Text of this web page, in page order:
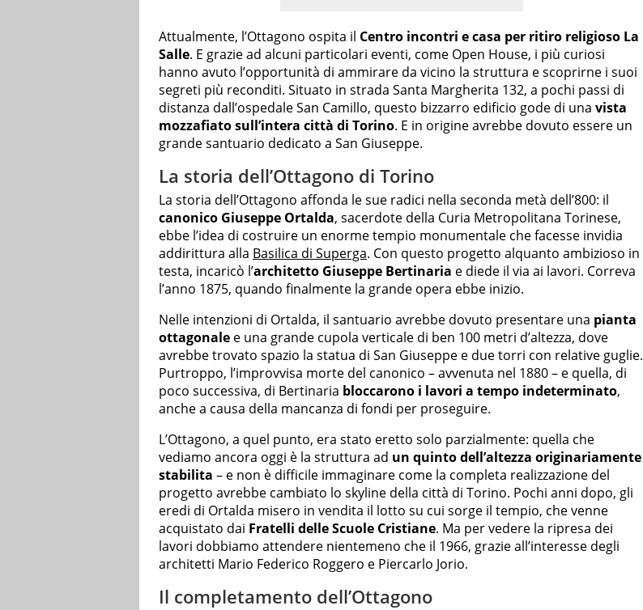
Attualmente, l’Ottagono ospita il Centro incontri e casa per ritiro religioso La
Salle. E grazie ad alcuni particolari eventi, come Open House, i più curiosi
hanno avuto l’opportunità di ammirare da vicino la struttura e scoprirne i suoi
segreti più reconditi. Situato in strada Santa Margherita 132, a pochi passi di
distanza dall’ospedale San Camillo, questo bizzarro edificio gode di una vista
mozzafiato sull’intera città di Torino. E in origine avrebbe dovuto essere un
grande santuario dedicato a San Giuseppe.
La storia dell’Ottagono di Torino
La storia dell’Ottagono affonda le sue radici nella seconda metà dell’800: il
canonico Giuseppe Ortalda, sacerdote della Curia Metropolitana Torinese,
ebbe l’idea di costruire un enorme tempio monumentale che facesse invidia
addirittura alla Basilica di Superga. Con questo progetto alquanto ambizioso in
testa, incaricò l’architetto Giuseppe Bertinaria e diede il via ai lavori. Correva
l’anno 1875, quando finalmente la grande opera ebbe inizio.
Nelle intenzioni di Ortalda, il santuario avrebbe dovuto presentare una pianta
ottagonale e una grande cupola verticale di ben 100 metri d’altezza, dove
avrebbe trovato spazio la statua di San Giuseppe e due torri con relative guglie.
Purtroppo, l’improvvisa morte del canonico – avvenuta nel 1880 – e quella, di
poco successiva, di Bertinaria bloccarono i lavori a tempo indeterminato,
anche a causa della mancanza di fondi per proseguire.
L’Ottagono, a quel punto, era stato eretto solo parzialmente: quella che
vediamo ancora oggi è la struttura ad un quinto dell’altezza originariamente
stabilita – e non è difficile immaginare come la completa realizzazione del
progetto avrebbe cambiato lo skyline della città di Torino. Pochi anni dopo, gli
eredi di Ortalda misero in vendita il lotto su cui sorge il tempio, che venne
acquistato dai Fratelli delle Scuole Cristiane. Ma per vedere la ripresa dei
lavori dobbiamo attendere nientemeno che il 1966, grazie all’interesse degli
architetti Mario Federico Roggero e Piercarlo Jorio.
Il completamento dell’Ottagono